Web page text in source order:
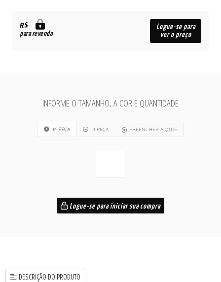
R$
para revenda
Logue-se para
ver o preço
INFORME O TAMANHO, A COR E QUANTIDADE
+1 PEÇA -1 PEÇA PREENCHER A QTDE
Logue-se para iniciar sua compra
DESCRIÇÃO DO PRODUTO